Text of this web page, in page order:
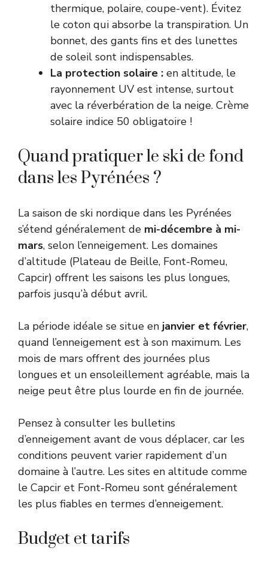
thermique, polaire, coupe-vent). Évitez
le coton qui absorbe la transpiration. Un
bonnet, des gants fins et des lunettes
de soleil sont indispensables.
La protection solaire : en altitude, le
rayonnement UV est intense, surtout
avec la réverbération de la neige. Crème
solaire indice 50 obligatoire !
Quand pratiquer le ski de fond
dans les Pyrénées ?
La saison de ski nordique dans les Pyrénées
s’étend généralement de mi-décembre à mi-
mars, selon l’enneigement. Les domaines
d’altitude (Plateau de Beille, Font-Romeu,
Capcir) offrent les saisons les plus longues,
parfois jusqu’à début avril.
La période idéale se situe en janvier et février,
quand l’enneigement est à son maximum. Les
mois de mars offrent des journées plus
longues et un ensoleillement agréable, mais la
neige peut être plus lourde en fin de journée.
Pensez à consulter les bulletins
d’enneigement avant de vous déplacer, car les
conditions peuvent varier rapidement d’un
domaine à l’autre. Les sites en altitude comme
le Capcir et Font-Romeu sont généralement
les plus fiables en termes d’enneigement.
Budget et tarifs